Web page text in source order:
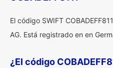
El código SWIFT
AG. Está registrado en en
¿El código